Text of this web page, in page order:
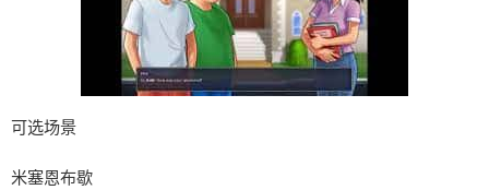
可选场景
米塞恩布歇